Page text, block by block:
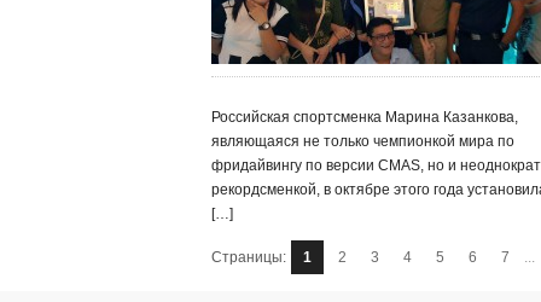
Российская спортсменка Марина Казанкова,
являющаяся не только чемпионкой мира по
фридайвингу по версии CMAS, но и
рекордсменкой, в октябре этого года
[…]
Страницы: 1 2 3 4 5 6 7 ...